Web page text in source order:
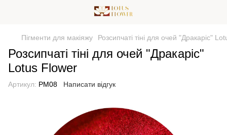
Пігменти для макіяжу Розсипчаті тіні для очей "Дракаріс"
Розсипчаті тіні для очей "Дракаріс"
Lotus Flower
Артикул: PM08 Написати відгук